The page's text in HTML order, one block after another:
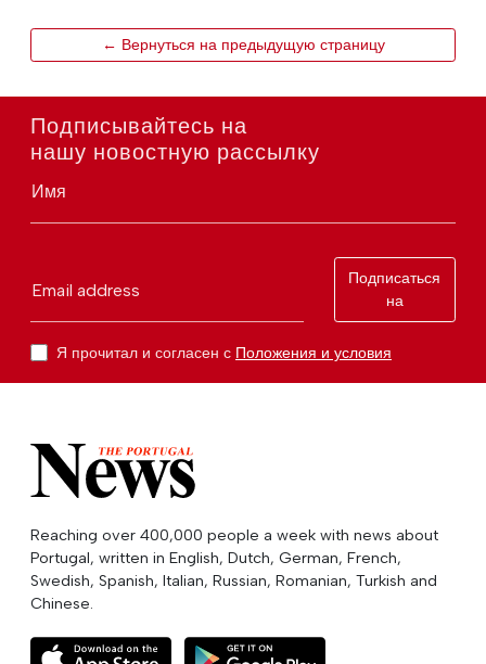
← Вернуться на предыдущую страницу
Подписывайтесь на
нашу новостную рассылку
Имя
Email address
Подписаться
на
Я прочитал и согласен с Положения и условия
Reaching over 400,000 people a week with news about
Portugal, written in English, Dutch, German, French,
Swedish, Spanish, Italian, Russian, Romanian, Turkish and
Chinese.